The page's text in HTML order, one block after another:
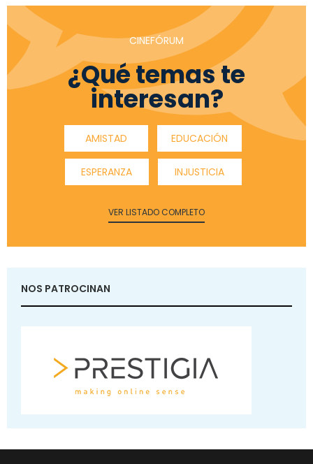
CINEFÓRUM
¿Qué temas te
interesan?
AMISTAD EDUCACIÓN
ESPERANZA INJUSTICIA
VER LISTADO COMPLETO
NOS PATROCINAN